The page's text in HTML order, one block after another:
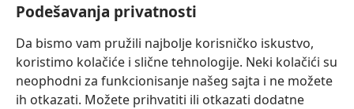
Podešavanja privatnosti
Da bismo vam pružili najbolje korisničko iskustvo,
koristimo kolačiće i slične tehnologije. Neki kolačići su
neophodni za funkcionisanje našeg sajta i ne možete
ih otkazati. Možete prihvatiti ili otkazati dodatne
prozor)ONLAJN BIBLIOTEKA Watchtower
novi
prozor)JW Hub®
(otvara
novi
prozor)
®